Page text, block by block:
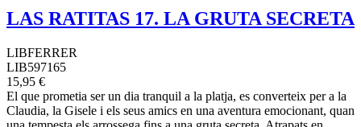
LAS RATITAS 17. LA GRUTA SECRETA
LIBFERRER
LIB597165
15,95 €
El que prometia ser un dia tranquil a la platja, es converteix per a la
Claudia, la Gisele i els seus amics en una aventura emocionant, quan